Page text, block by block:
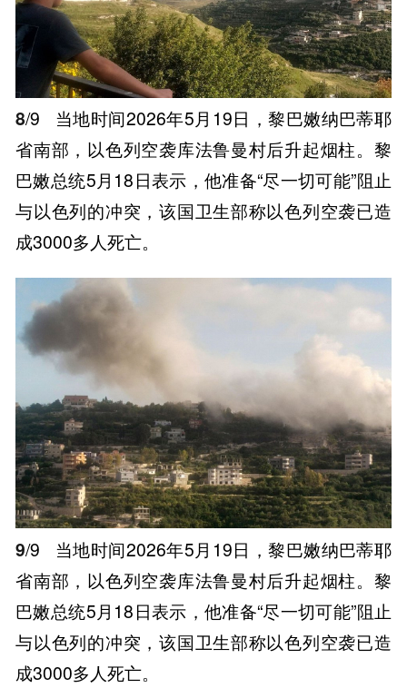
8/9
当地时间2026年5月19日，黎巴嫩纳巴蒂耶
省南部，以色列空袭库法鲁曼村后升起烟柱。黎
巴嫩总统5月18日表示，他准备“尽一切可能”阻止
与以色列的冲突，该国卫生部称以色列空袭已造
成3000多人死亡。
9/9
当地时间2026年5月19日，黎巴嫩纳巴蒂耶
省南部，以色列空袭库法鲁曼村后升起烟柱。黎
巴嫩总统5月18日表示，他准备“尽一切可能”阻止
与以色列的冲突，该国卫生部称以色列空袭已造
成3000多人死亡。